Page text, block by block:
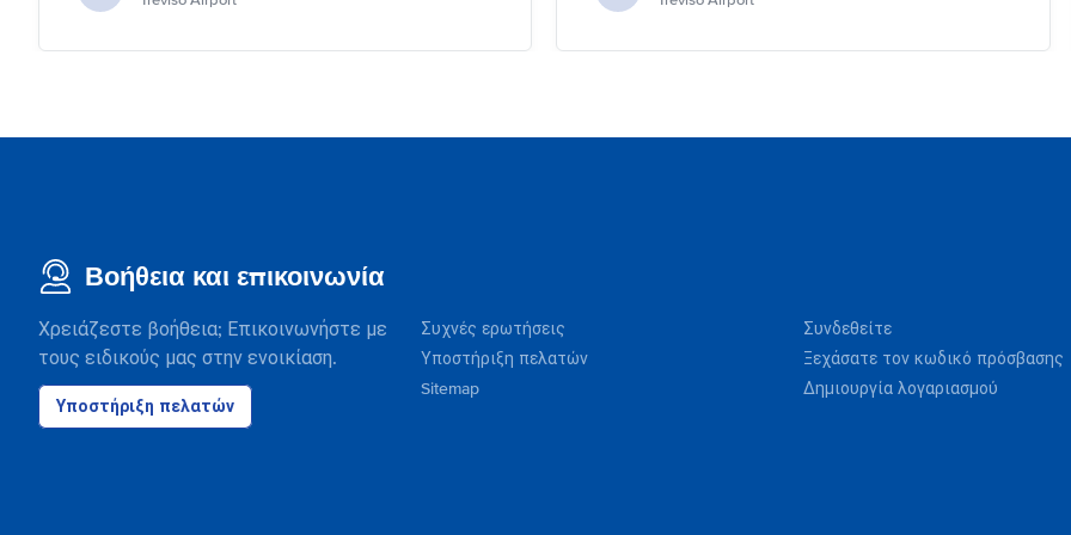
Βοήθεια και επικοινωνία
Χρειάζεστε βοήθεια; Επικοινωνήστε με
τους ειδικούς μας στην ενοικίαση.
Υποστήριξη πελατών
Συχνές ερωτήσεις
Υποστήριξη πελατών
Sitemap
Συνδεθείτε
Ξεχάσατε τον κωδικό πρόσβασης
Δημιουργία λογαριασμού